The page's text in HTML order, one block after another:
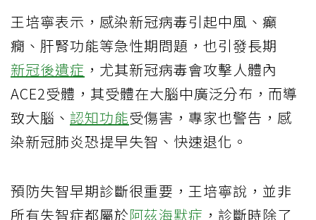
王培寧表示，感染新冠病毒引起中風、癲
癇、肝腎功能等急性期問題，也引發長期
新冠後遺症 ，尤其新冠病毒會攻擊人體內
ACE2受體，其受體在大腦中廣泛分布，而導
致大腦、 認知功能受傷害，專家也警告，感
染新冠肺炎恐提早失智、快速退化。
預防失智早期診斷很重要，王培寧說，並非
所有失智症都屬於阿茲海默症 ，診斷時除了